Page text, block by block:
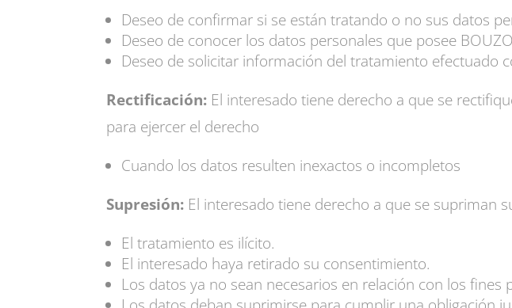
Deseo de confirmar si se están tratando o no sus datos
Deseo de conocer los datos personales que posee
Deseo de solicitar información del tratamiento efectuado
Rectificación: El interesado tiene derecho a que se
para ejercer el derecho
Cuando los datos resulten inexactos o incompletos
Supresión: El interesado tiene derecho a que se supriman
El tratamiento es ilícito.
El interesado haya retirado su consentimiento.
Los datos ya no sean necesarios en relación con los